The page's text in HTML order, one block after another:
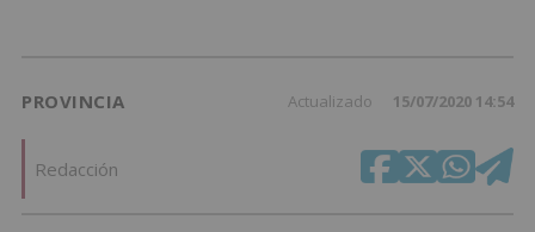
PROVINCIA Actualizado 15/07/2020 14:54
Redacción